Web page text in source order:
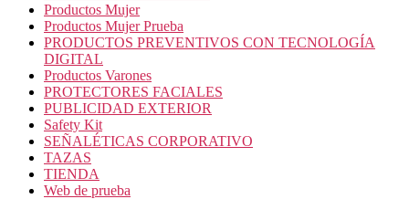
Productos Mujer
Productos Mujer Prueba
PRODUCTOS PREVENTIVOS CON TECNOLOGÍA
DIGITAL
Productos Varones
PROTECTORES FACIALES
PUBLICIDAD EXTERIOR
Safety Kit
SEÑALÉTICAS CORPORATIVO
TAZAS
TIENDA
Web de prueba